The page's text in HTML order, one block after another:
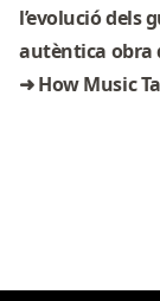
l’evolució dels
autèntica obra
➜How Music